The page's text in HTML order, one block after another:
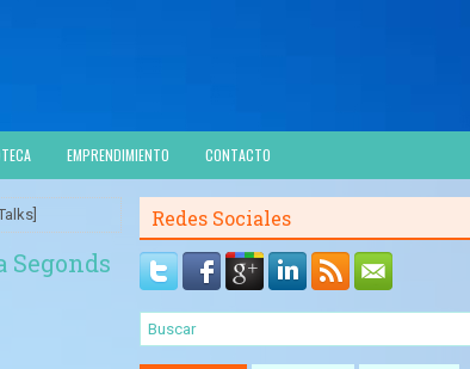
EMPRENDIMIENTO CONTACTO
Redes Sociales